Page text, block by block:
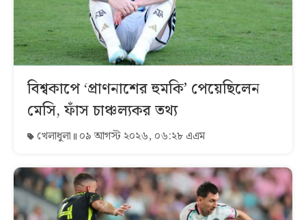
বিশ্বকাপে ‘প্রাণনাশের হুমকি’ পেয়েছিলেন
মেসি, ফাঁস চাঞ্চল্যকর তথ্য
খেলাধুলা ০৯ আগস্ট ২০২৬, ০৬:২৮ এএম